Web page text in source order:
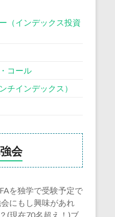
（インデックス投資
コール
チインデックス）
会
を独学で受験予定で
にもし興味があれ
(現在70名超え！)ブ